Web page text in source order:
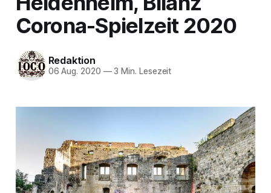
Corona-Spielzeit 2020
Redaktion
06 Aug. 2020 —3 Min. Lesezeit